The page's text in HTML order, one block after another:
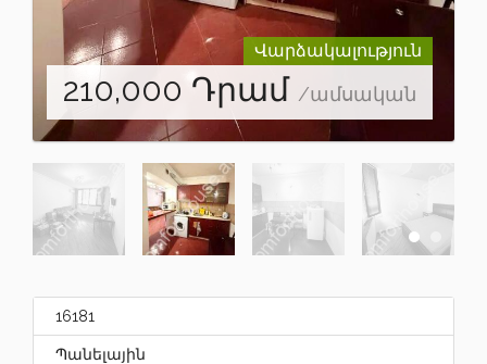
Վարձակալություն
210,000 Դրամ /ամսական
16181
Պանելային